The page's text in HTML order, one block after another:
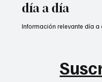
día a día
Información relevante día a